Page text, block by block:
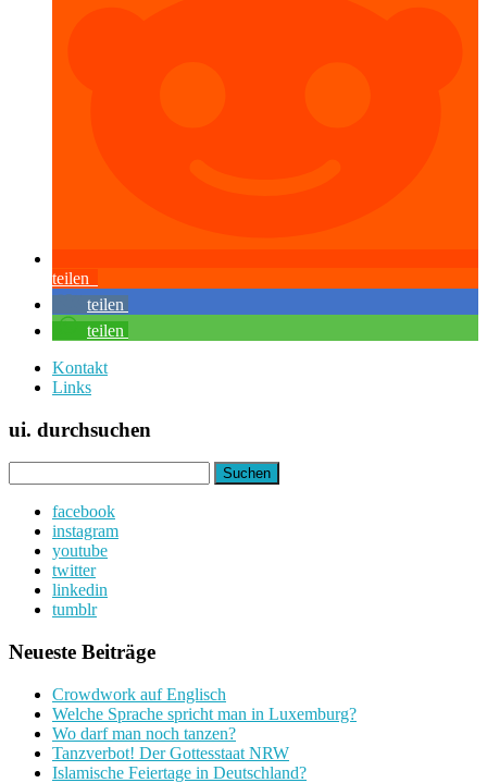
teilen
teilen
teilen
Kontakt
Links
ui. durchsuchen
nach:
facebook
instagram
youtube
twitter
linkedin
tumblr
Neueste Beiträge
Crowdwork auf Englisch
Welche Sprache spricht man in Luxemburg?
Wo darf man noch tanzen?
Tanzverbot! Der Gottesstaat NRW
Islamische Feiertage in Deutschland?